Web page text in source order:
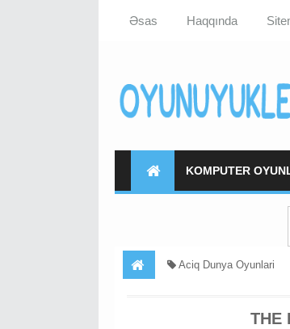
Əsas Haqqında
KOMPUTER
Aciq Dunya Oyunlari
THE